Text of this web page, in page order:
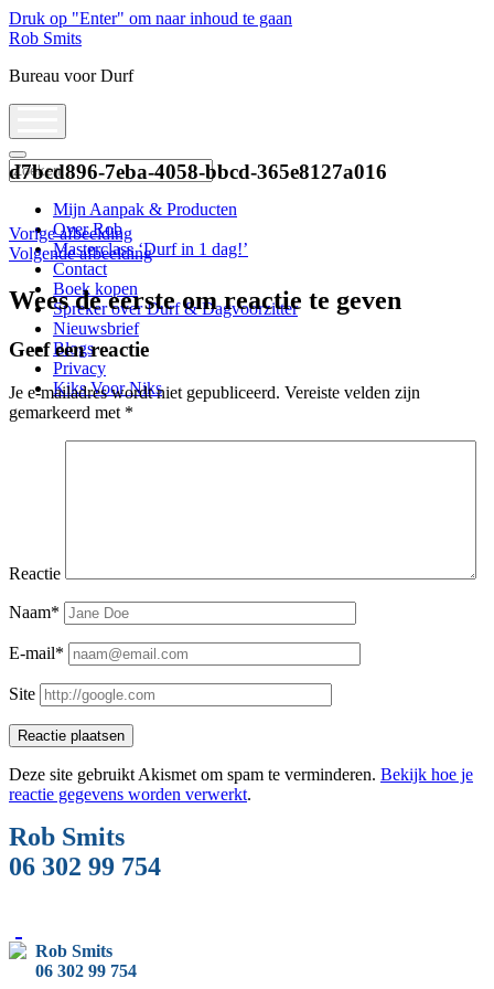
Druk op "Enter" om naar inhoud te gaan
Rob Smits
Bureau voor Durf
Zoeken
Mijn Aanpak & Producten
Over Rob
Masterclass ‘Durf in 1 dag!’
Contact
Boek kopen
Spreker over Durf & Dagvoorzitter
Nieuwsbrief
Blogs
Privacy
Kiks Voor Niks
d7bcd896-7eba-4058-bbcd-365e8127a016
Vorige afbeelding
Volgende afbeelding
Wees de eerste om reactie te geven
Geef een reactie
Je e-mailadres wordt niet gepubliceerd. Vereiste velden zijn
gemarkeerd met *
Reactie
Naam*
E-mail*
Site
Deze site gebruikt Akismet om spam te verminderen. Bekijk hoe je
reactie gegevens worden verwerkt.
Zijbalk
Rob Smits
06 302 99 754
Smits
opSmits
Smits
Smits
Smits
Rob Smits
06 302 99 754